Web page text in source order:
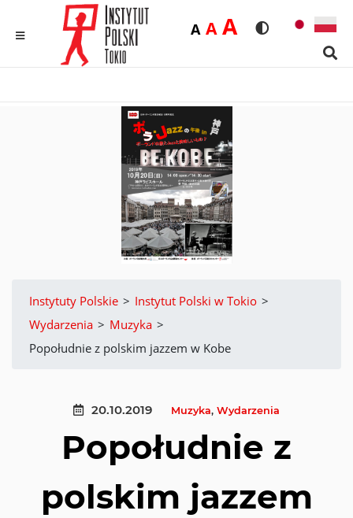
Rozmiar
ADomyślna
AŚrednia
ADużaWersja
Instytuty Polskie > Instytut Polski w Tokio >
Wydarzenia > Muzyka >
Popołudnie z polskim jazzem w Kobe
20.10.2019 Muzyka, Wydarzenia
Popołudnie z
polskim jazzem